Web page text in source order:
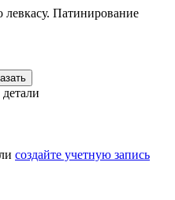
Патинирование
создайте учетную запись